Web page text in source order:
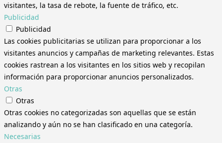
visitantes, la tasa de rebote, la fuente de tráfico, etc.
Publicidad
Publicidad
Las cookies publicitarias se utilizan para proporcionar a los
visitantes anuncios y campañas de marketing relevantes. Estas
cookies rastrean a los visitantes en los sitios web y recopilan
información para proporcionar anuncios personalizados.
Otras
Otras
Otras cookies no categorizadas son aquellas que se están
analizando y aún no se han clasificado en una categoría.
Necesarias